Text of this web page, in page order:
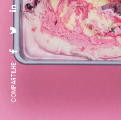
COMPARTILHE: